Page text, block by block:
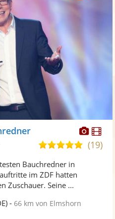
5,0(19)
Bauchredner in
im ZDF hatten
Zuschauer. Seine ...
-66 km von Elmshorn